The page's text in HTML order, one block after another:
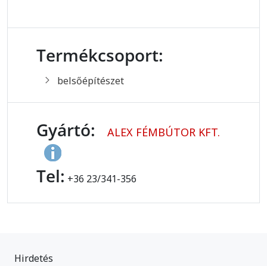
Termékcsoport:
belsőépítészet
Gyártó: ALEX FÉMBÚTOR KFT.
Tel: +36 23/341-356
Hirdetés